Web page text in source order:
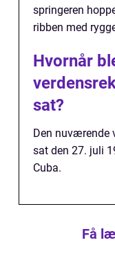
springeren
ribben med
Hvornår
sat?
Den nuværende
sat den 27. juli
Cuba.
Få